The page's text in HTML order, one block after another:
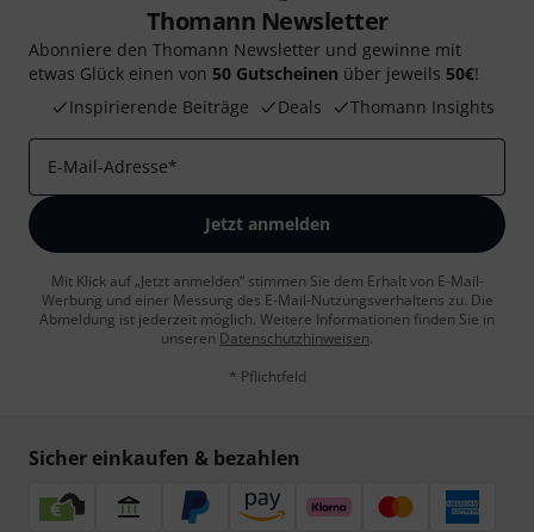
Thomann Newsletter
Abonniere den Thomann Newsletter und gewinne mit
etwas Glück einen von 50 Gutscheinen über jeweils 50€!
Inspirierende Beiträge
Deals Thomann Insights
E-Mail-Adresse*
Jetzt anmelden
Mit Klick auf „Jetzt anmelden“ stimmen Sie dem Erhalt von E-Mail-
Werbung und einer Messung des E-Mail-Nutzungsverhaltens zu. Die
Abmeldung ist jederzeit möglich. Weitere Informationen finden Sie in
unseren Datenschutzhinweisen.
* Pflichtfeld
Sicher einkaufen & bezahlen